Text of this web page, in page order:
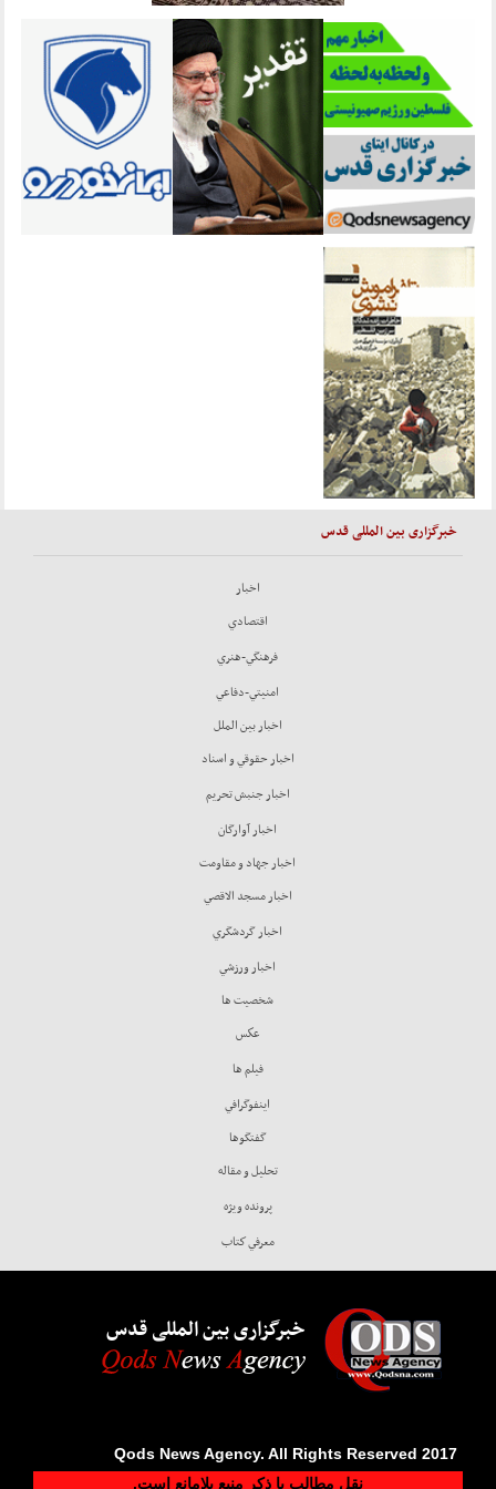
خبرگزاری بین المللی قدس
اخبار
اقتصادي
فرهنگي-هنري
امنيتي-دفاعي
اخبار بين الملل
اخبار حقوقي و اسناد
اخبار جنبش تحريم
اخبار آوارگان
اخبار جهاد و مقاومت
اخبار مسجد الاقصي
اخبار گردشگري
اخبار ورزشي
شخصيت ها
عكس
فيلم ها
اينفوگرافي
گفتگوها
تحليل و مقاله
پرونده ويژه
معرفي كتاب
خبرگزاری بین المللی قدس
2017 Qods News Agency. All Rights Reserved
نقل مطالب با ذکر منبع بلامانع است.